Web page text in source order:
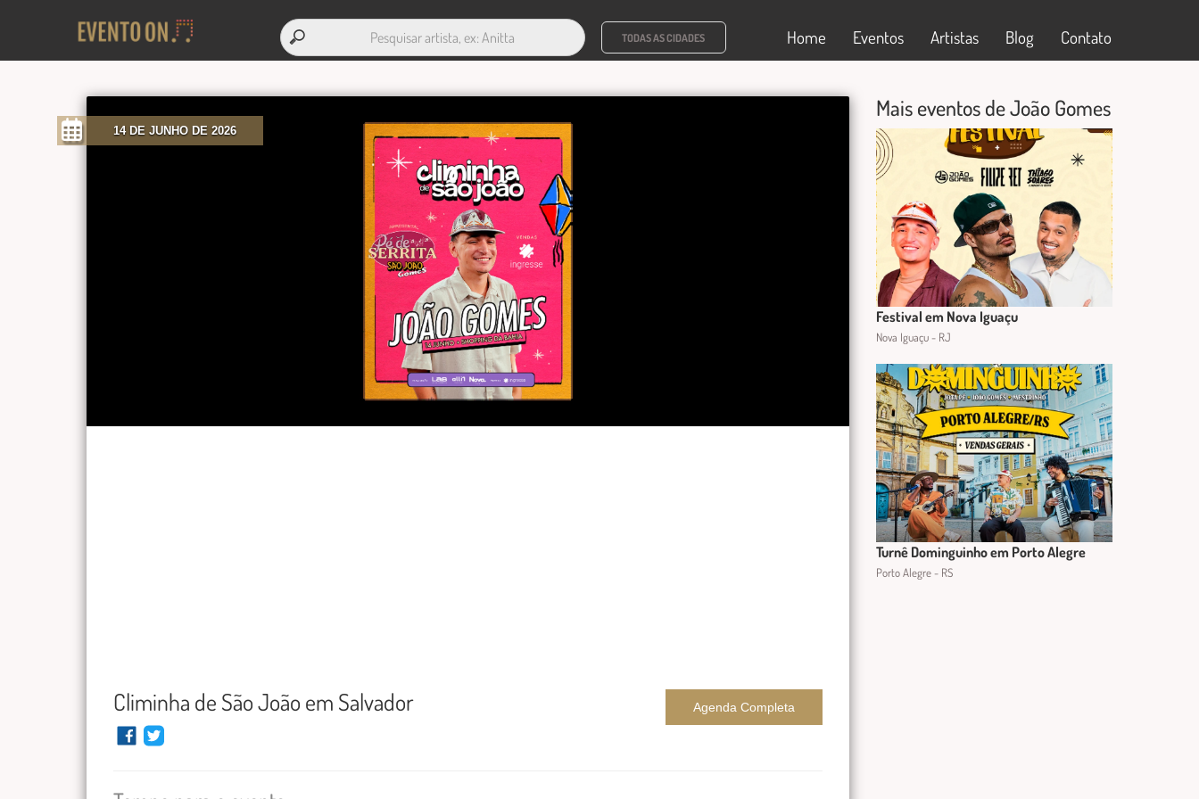
TODAS AS CIDADES Home Eventos Artistas Blog Contato
14 DE JUNHO DE 2026
Climinha de São João em Salvador Agenda Completa
Mais eventos de João Gomes
Festival em Nova Iguaçu
Nova Iguaçu - RJ
Turnê Dominguinho em Porto Alegre
Porto Alegre - RS